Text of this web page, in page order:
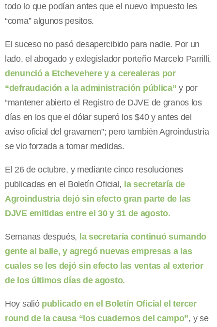
todo lo que podían antes que el nuevo impuesto les
“coma” algunos pesitos.
El suceso no pasó desapercibido para nadie. Por un
lado, el abogado y exlegislador porteño Marcelo Parrilli,
denunció a Etchevehere y a cerealeras por
“defraudación a la administración pública” y por
“mantener abierto el Registro de DJVE de granos los
días en los que el dólar superó los $40 y antes del
aviso oficial del gravamen”; pero también Agroindustria
se vio forzada a tomar medidas.
El 26 de octubre, y mediante cinco resoluciones
publicadas en el Boletín Oficial, la secretaría de
Agroindustria dejó sin efecto gran parte de las
DJVE emitidas entre el 30 y 31 de agosto.
Semanas después, la secretaría continuó sumando
gente al baile, y agregó nuevas empresas a las
cuales se les dejó sin efecto las ventas al exterior
de los últimos días de agosto.
Hoy salió publicado en el Boletín Oficial el tercer
round de la causa “los cuadernos del campo”, y se